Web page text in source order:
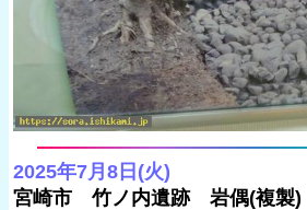
2025年7月8日(火)
宮崎市 竹ノ内遺跡 岩偶(複製)